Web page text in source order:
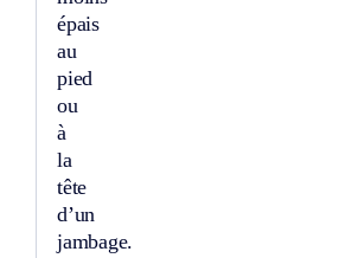
épais
au
pied
ou
à
la
tête
d’un
jambage.